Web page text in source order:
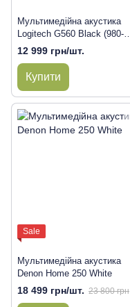
Мультимедійна акустика
Logitech G560 Black (980-
001301)
12 999 грн/шт.
Купити
Sale
Мультимедійна акустика
Denon Home 250 White
18 499 грн/шт. 23 800 грн